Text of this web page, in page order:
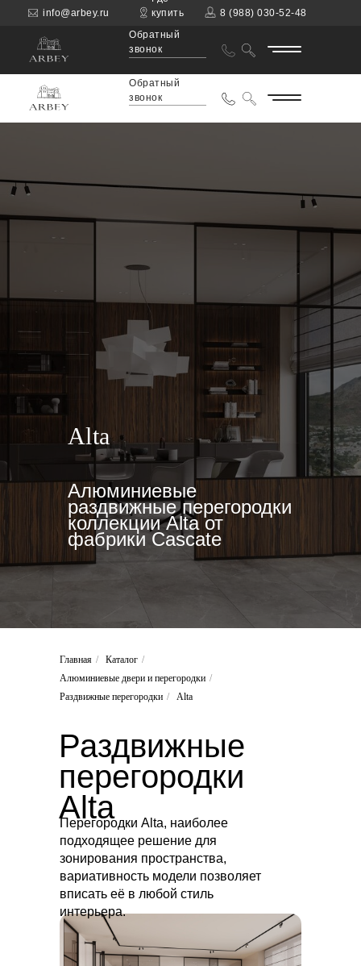
купить
8 (988) 030-52-48
info@arbey.ru
Обратный
звонок
Обратный
звонок
Alta
Алюминиевые
раздвижные перегородки
коллекции Alta от
фабрики Cascate
Главная / Каталог /
Алюминиевые двери и перегородки /
Раздвижные перегородки / Alta
Раздвижные
перегородки
Alta
Перегородки Alta, наиболее
подходящее решение для
зонирования пространства,
вариативность модели позволяет
вписать её в любой стиль
интерьера.